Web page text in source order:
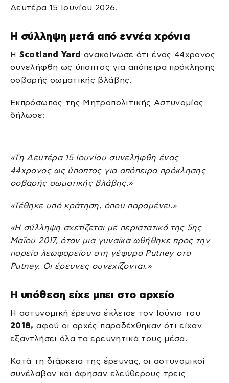
Δευτέρα 15 Ιουνίου 2026.
Η σύλληψη μετά από εννέα χρόνια
Η Scotland Yard ανακοίνωσε ότι ένας 44χρονος
συνελήφθη ως ύποπτος για απόπειρα πρόκλησης
σοβαρής σωματικής βλάβης.
Εκπρόσωπος της Μητροπολιτικής Αστυνομίας
δήλωσε:
«Τη Δευτέρα 15 Ιουνίου συνελήφθη ένας
44χρονος ως ύποπτος για απόπειρα πρόκλησης
σοβαρής σωματικής βλάβης.»
«Τέθηκε υπό κράτηση, όπου παραμένει.»
«Η σύλληψη σχετίζεται με περιστατικό της 5ης
Μαΐου 2017, όταν μια γυναίκα ωθήθηκε προς την
πορεία λεωφορείου στη γέφυρα Putney στο
Putney. Οι έρευνες συνεχίζονται.»
Η υπόθεση είχε μπει στο αρχείο
Η αστυνομική έρευνα έκλεισε τον Ιούνιο του
2018, αφού οι αρχές παραδέχθηκαν ότι είχαν
εξαντλήσει όλα τα ερευνητικά τους μέσα.
Κατά τη διάρκεια της έρευνας, οι αστυνομικοί
συνέλαβαν και άφησαν ελεύθερους τρεις